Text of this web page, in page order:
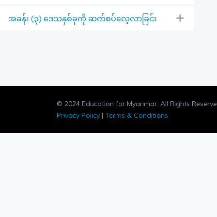
အခန်း (၃) ဒေသနှစ်ခုကို ဆက်စပ်လေ့လာခြင်း
© 2024 Education for Myanmar. All Rights
Privacy Policy | Terms & Conditions